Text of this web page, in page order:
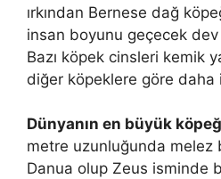
ırkından Bernese dağ
insan boyunu geçecek
Bazı köpek cinsleri kemik
diğer köpeklere göre daha
Dünyanın en büyük
metre uzunluğunda melez
Danua olup Zeus isminde